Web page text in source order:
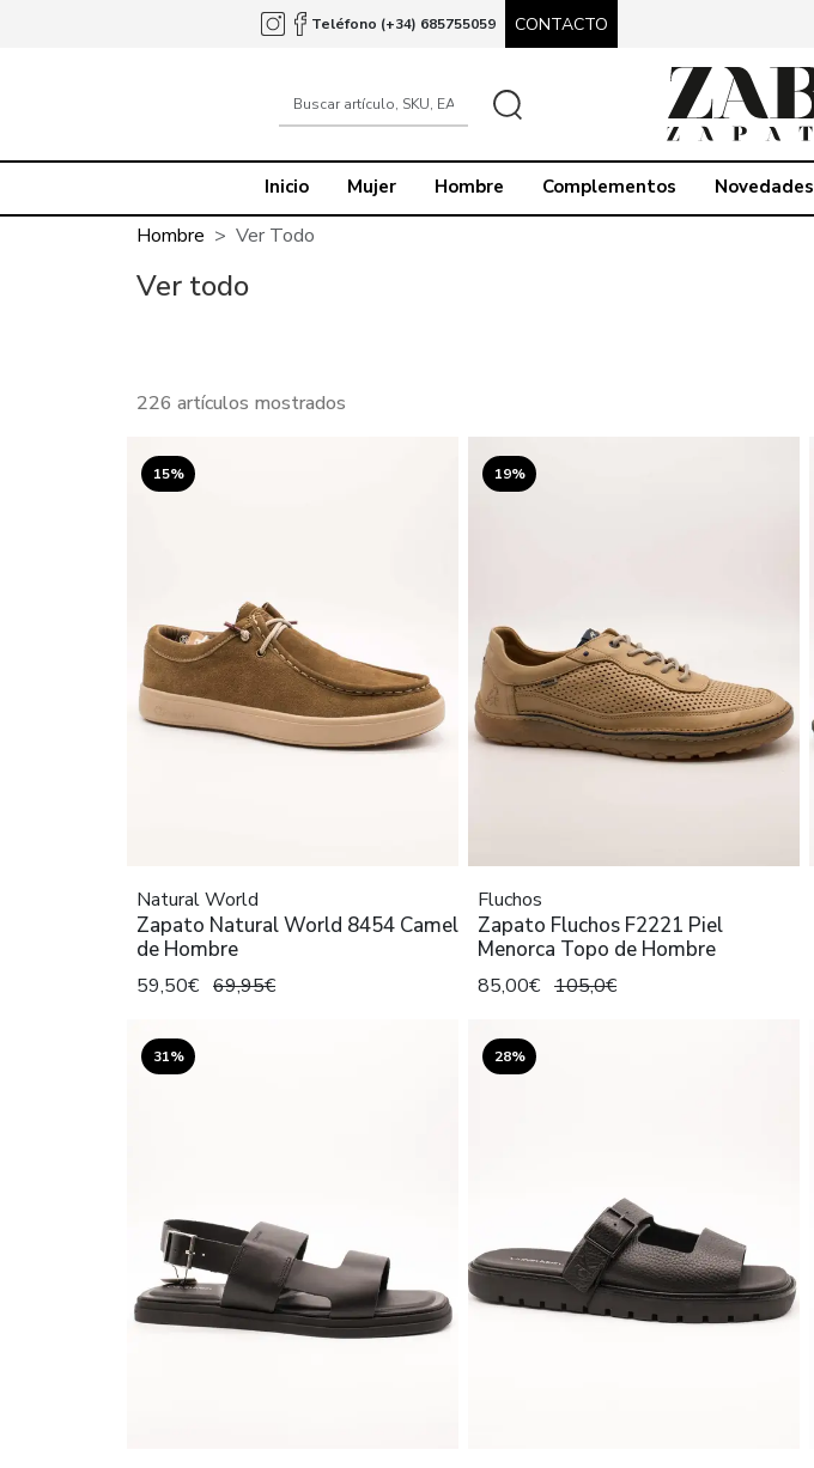
Teléfono (+34) 685755059 CONTACTO
Inicio Mujer Hombre Complementos Novedades
Hombre Ver Todo
Ver todo
226 artículos mostrados
15%
Natural World
Zapato Natural World 8454 Camel
de Hombre
59,50€ 69,95€
19%
Fluchos
Zapato Fluchos F2221 Piel
Menorca Topo de Hombre
85,00€ 105,0€
31% 28%